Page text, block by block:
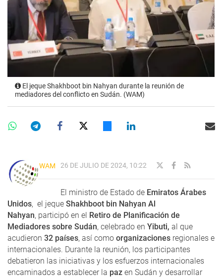
El jeque Shakhboot bin Nahyan durante la reunión de
mediadores del conflicto en Sudán. (WAM)
WAM 26 DE JULIO DE 2024, 10:22
El ministro de Estado de Emiratos Árabes
Unidos, el jeque Shakhboot bin Nahyan Al
Nahyan, participó en el Retiro de Planificación de
Mediadores sobre Sudán, celebrado en Yibuti, al que
acudieron 32 países, así como organizaciones regionales e
internacionales. Durante la reunión, los participantes
debatieron las iniciativas y los esfuerzos internacionales
encaminados a establecer la paz en Sudán y desarrollar